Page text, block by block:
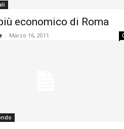
economico di Roma
- Marzo 16, 2011